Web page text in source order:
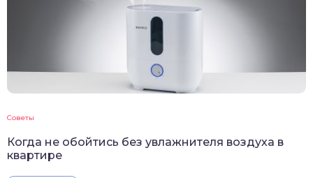
Советы
Когда не обойтись без увлажнителя воздуха в
квартире